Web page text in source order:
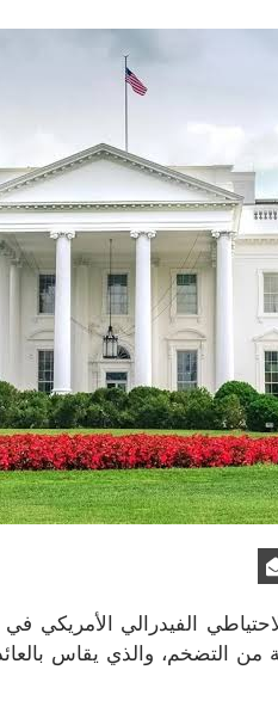
الفيدرالي
من التضخم، والذي يقاس